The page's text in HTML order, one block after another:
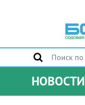
НОВОСТИ